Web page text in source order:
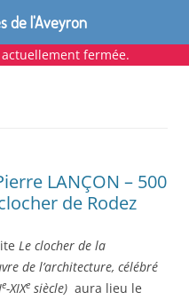
fermée.
LANÇON – 500
de Rodez
Le clocher de la
de l’architecture, célébré
e-XIXe siècle) aura lieu le
de l'Aveyron